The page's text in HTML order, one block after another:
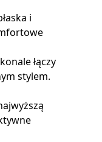
i
łączy
stylem.